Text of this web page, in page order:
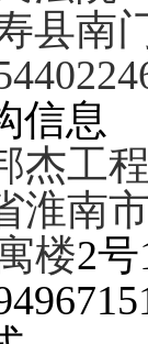
县南
信息
杰工
淮南
楼2